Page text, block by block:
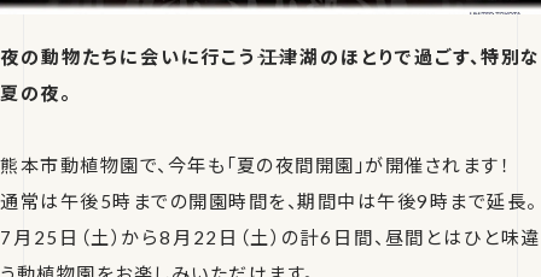
夜の動物たちに会いに行こう――江津湖のほとりで過ごす、特別な
夏の夜。
熊本市動植物園で、今年も「夏の夜間開園」が開催されます！
通常は午後5時までの開園時間を、期間中は午後9時まで延長。
7月25日（土）から8月22日（土）の計6日間、昼間とはひと味違